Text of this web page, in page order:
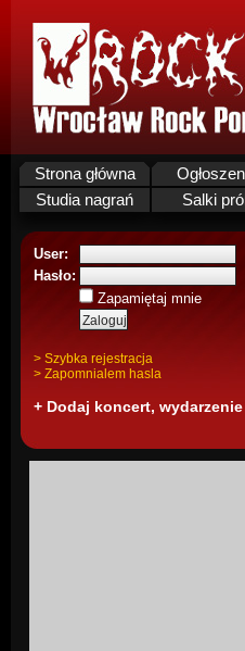
Strona główna
Studia nagrań
Salki
User:
Hasło:
Zapamiętaj mnie
> Szybka rejestracja
> Zapomnialem hasla
+ Dodaj koncert, wydarzenie